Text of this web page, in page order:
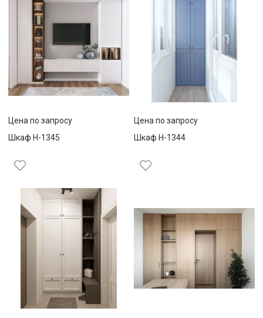
Цена по запросу
Шкаф Н-1345
Цена по запросу
Шкаф Н-1344